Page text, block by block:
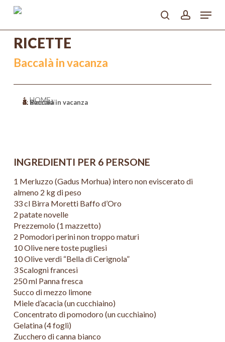
Skip
content
searchaccount
Menu
RICETTE
Baccalà in vacanza
HOME
>
Ricette
>
Secondi
>
Baccalà in vacanza
INGREDIENTI PER 6 PERSONE
1 Merluzzo (Gadus Morhua) intero non eviscerato di
almeno 2 kg di peso
33 cl Birra Moretti Baffo d’Oro
2 patate novelle
Prezzemolo (1 mazzetto)
2 Pomodori perini non troppo maturi
10 Olive nere toste pugliesi
10 Olive verdi “Bella di Cerignola”
3 Scalogni francesi
250 ml Panna fresca
Succo di mezzo limone
Miele d’acacia (un cucchiaino)
Concentrato di pomodoro (un cucchiaino)
Gelatina (4 fogli)
Zucchero di canna bianco
Close